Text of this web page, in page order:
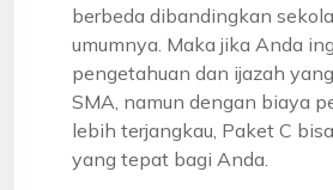
berbeda dibandingkan
umumnya. Maka jika Anda
pengetahuan dan ijazah
SMA, namun dengan biaya
lebih terjangkau, Paket C
yang tepat bagi Anda.